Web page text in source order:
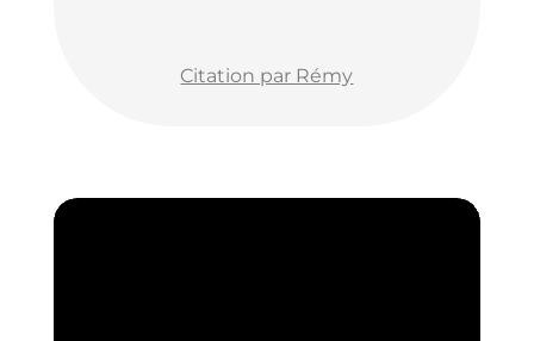
Citation par Rémy